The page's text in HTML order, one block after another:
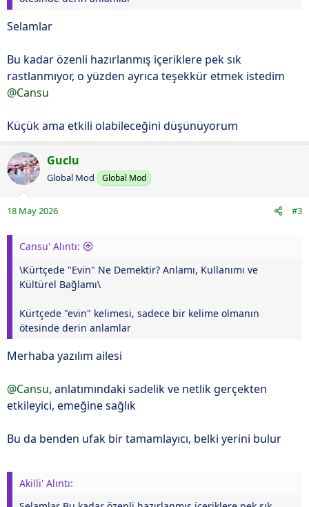
Selamlar
Bu kadar özenli hazırlanmış içeriklere pek sık
rastlanmıyor, o yüzden ayrıca teşekkür etmek istedim
@Cansu
Küçük ama etkili olabileceğini düşünüyorum
Guclu
Global Mod Global Mod
18 May 2026 #3
Cansu' Alıntı:
\Kürtçede "Evin" Ne Demektir? Anlamı, Kullanımı ve
Kültürel Bağlamı\
Kürtçede "evin" kelimesi, sadece bir kelime olmanın
ötesinde derin anlamlar
Merhaba yazılım ailesi
@Cansu, anlatımındaki sadelik ve netlik gerçekten
etkileyici, emeğine sağlık
Bu da benden ufak bir tamamlayıcı, belki yerini bulur
Akilli' Alıntı: